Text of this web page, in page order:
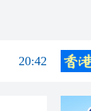
20:42